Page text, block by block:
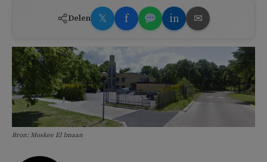
Delen 𝕏 f in ✉
Bron: Moskee El Imaan